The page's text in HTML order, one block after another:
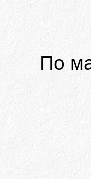
По